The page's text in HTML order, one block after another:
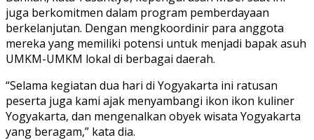
juga berkomitmen dalam program pemberdayaan
berkelanjutan. Dengan mengkoordinir para anggota
mereka yang memiliki potensi untuk menjadi bapak asuh
UMKM-UMKM lokal di berbagai daerah.
“Selama kegiatan dua hari di Yogyakarta ini ratusan
peserta juga kami ajak menyambangi ikon ikon kuliner
Yogyakarta, dan mengenalkan obyek wisata Yogyakarta
yang beragam,” kata dia.